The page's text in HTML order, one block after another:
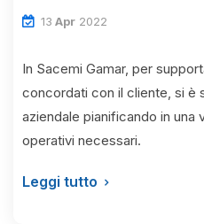
13 Apr 2022
In Sacemi Gamar, per
concordati con il cliente, si è
aziendale pianificando in una
operativi necessari.
Leggi tutto